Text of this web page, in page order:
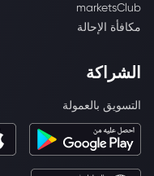
marketsClub
مكافأة الإحالة
الشراكة
التسويق بالعمولة